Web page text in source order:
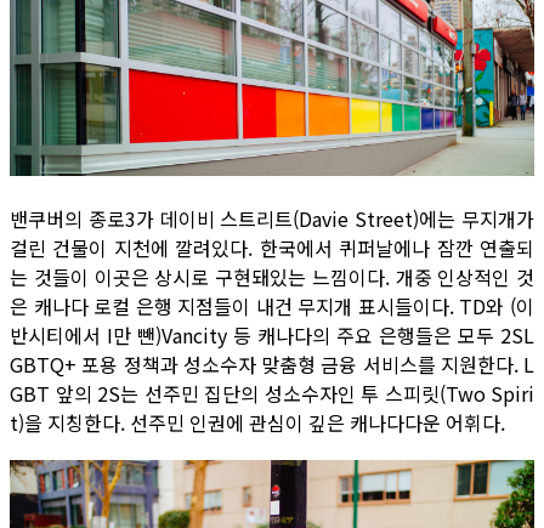
밴쿠버의 종로3가 데이비 스트리트(Davie Street)에는 무지개가
걸린 건물이 지천에 깔려있다. 한국에서 퀴퍼날에나 잠깐 연출되
는 것들이 이곳은 상시로 구현돼있는 느낌이다. 개중 인상적인 것
은 캐나다 로컬 은행 지점들이 내건 무지개 표시들이다. TD와 (이
반시티에서 I만 뺀)Vancity 등 캐나다의 주요 은행들은 모두 2SL
GBTQ+ 포용 정책과 성소수자 맞춤형 금융 서비스를 지원한다. L
GBT 앞의 2S는 선주민 집단의 성소수자인 투 스피릿(Two Spiri
t)을 지칭한다. 선주민 인권에 관심이 깊은 캐나다다운 어휘다.